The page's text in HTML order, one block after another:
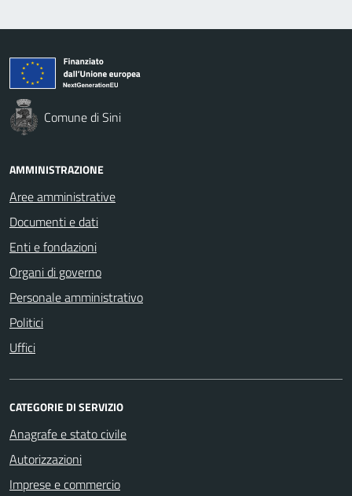
Comune di Sini
AMMINISTRAZIONE
Aree amministrative
Documenti e dati
Enti e fondazioni
Organi di governo
Personale amministrativo
Politici
Uffici
CATEGORIE DI SERVIZIO
Anagrafe e stato civile
Autorizzazioni
Imprese e commercio